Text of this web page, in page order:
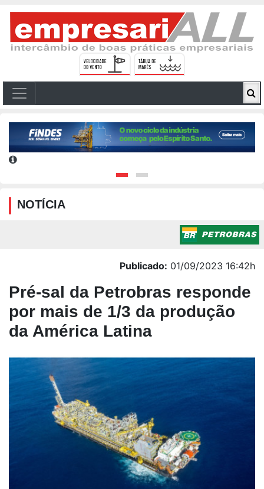
NOTÍCIA
Publicado: 01/09/2023 16:42h
Pré-sal da Petrobras responde
por mais de 1/3 da produção
da América Latina